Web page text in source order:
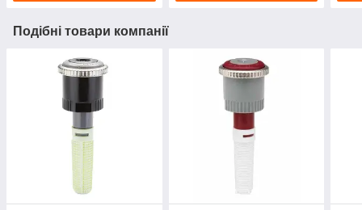
Подібні товари компанії